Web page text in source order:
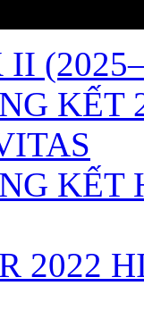
KẾT
2022